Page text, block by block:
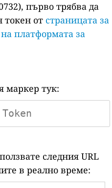
първо трябва да
токен от страницата за
платформата за
маркер тук:
следния URL
в реално време: